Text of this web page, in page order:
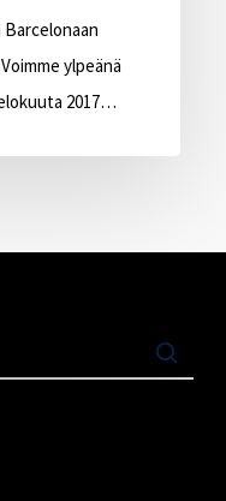
ylpeänä
2017…